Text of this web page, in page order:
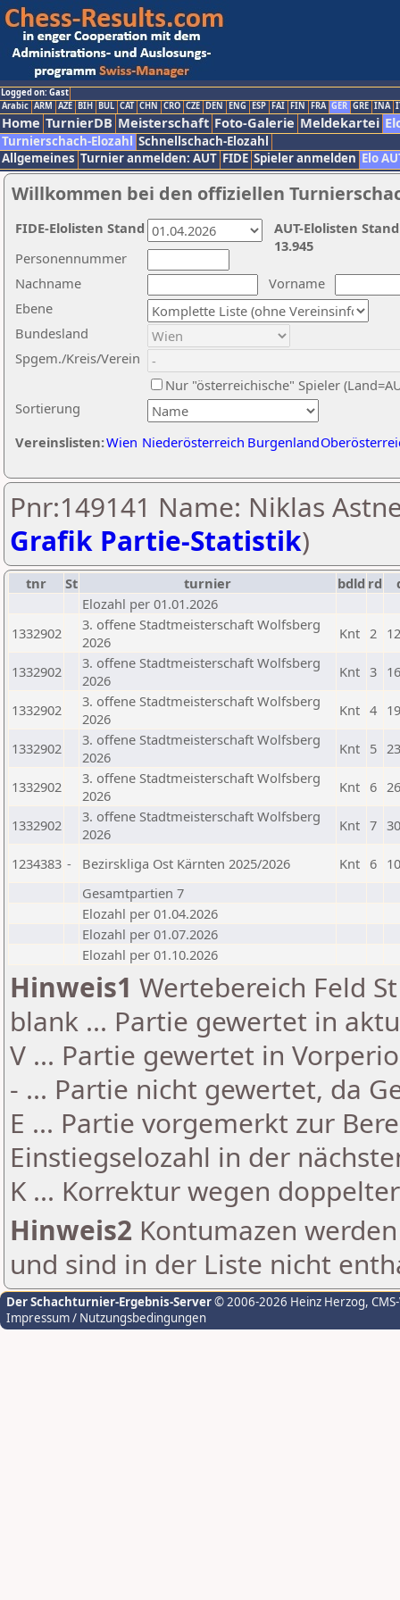
Logged on: Gast
Arabic ARM AZE BIH BUL CAT CHN CRO CZE DEN ENG ESP FAI FIN FRA GER GRE INA
Home TurnierDB Meisterschaft Foto-Galerie Meldekartei
Turnierschach-Elozahl Schnellschach-Elozahl
Allgemeines Turnier anmelden: AUT FIDE Spieler anmelden Elo
Willkommen bei den offiziellen
Nachname
Vorname
Ebene
Sortierung
Personennummer
Bundesland
Spgem./Kreis/Verein
Nur "österreichische" Spieler
Vereinslisten:Wien Niederösterreich Burgenland
AUT-Elolisten
13.945
FIDE-Elolisten Stand
Pnr:149141 Name: Niklas
Grafik Partie-Statistik)
tnr St turnier bdld rd
Elozahl per 01.01.2026
1332902
3. offene Stadtmeisterschaft Wolfsberg
2026
Knt 2
1332902
3. offene Stadtmeisterschaft Wolfsberg
2026
Knt 3
1332902
3. offene Stadtmeisterschaft Wolfsberg
2026
Knt 4
1332902
3. offene Stadtmeisterschaft Wolfsberg
2026
Knt 5
1332902
3. offene Stadtmeisterschaft Wolfsberg
2026
Knt 6
1332902
3. offene Stadtmeisterschaft Wolfsberg
2026
Knt 7
1234383 - Bezirskliga Ost Kärnten 2025/2026 Knt 6
Gesamtpartien 7
Elozahl per 01.04.2026
Elozahl per 01.07.2026
Elozahl per 01.10.2026
Hinweis1 Wertebereich Feld
blank ... Partie gewertet in
V ... Partie gewertet in
- ... Partie nicht gewertet, da
E ... Partie vorgemerkt zur
Einstiegselozahl in der
K ... Korrektur wegen
Hinweis2 Kontumazen
und sind in der Liste nicht
Der Schachturnier-Ergebnis-Server© 2006-2026 Heinz Herzog,
Impressum / Nutzungsbedingungen